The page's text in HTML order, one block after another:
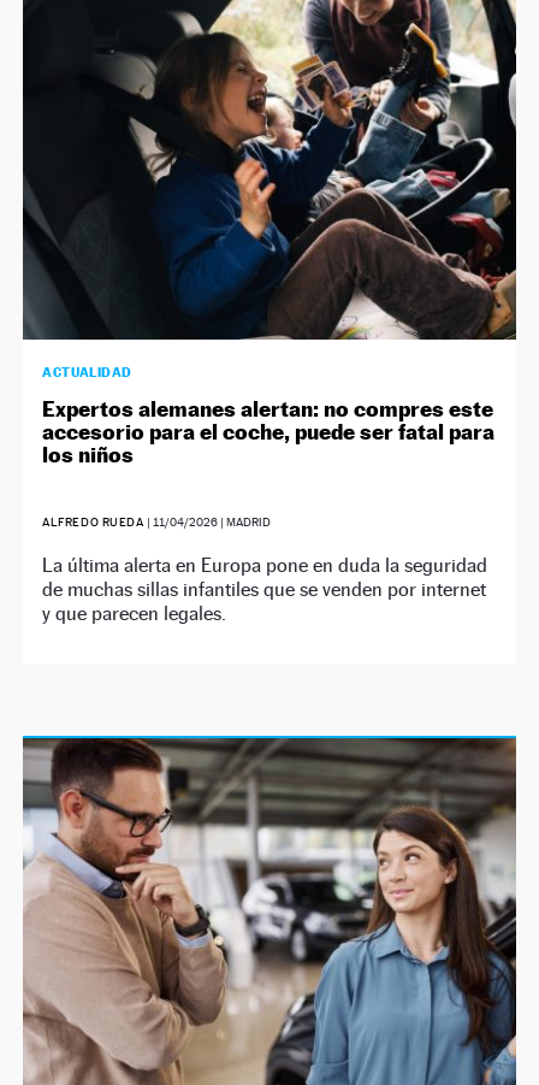
ACTUALIDAD
Expertos alemanes alertan: no compres este
accesorio para el coche, puede ser fatal para
los niños
ALFREDO RUEDA | 11/04/2026 | MADRID
La última alerta en Europa pone en duda la seguridad
de muchas sillas infantiles que se venden por internet
y que parecen legales.